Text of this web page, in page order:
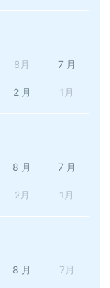
8月 7 月
2 月 1月
8 月 7 月
2月 1月
8 月 7月